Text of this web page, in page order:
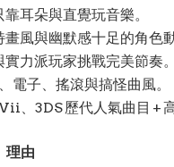
耳朵與直覺玩音樂。
風與幽默感十足的角色動
力派玩家挑戰完美節奏。
電子、搖滾與搞怪曲風。
、3DS 歷代人氣曲目 +
理由